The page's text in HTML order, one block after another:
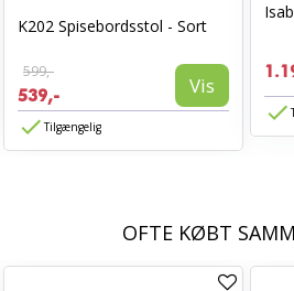
K202 Spisebordsstol - Sort
599,-
539,- Vis
Tilgængelig
OFTE KØBT